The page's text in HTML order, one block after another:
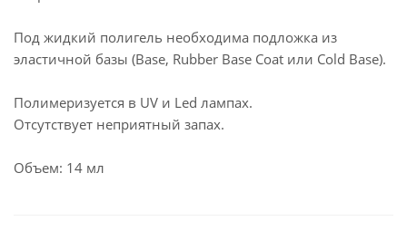
Под жидкий полигель необходима подложка из
эластичной базы (Base, Rubber Base Coat или Cold Base).
Полимеризуется в UV и Led лампах.
Отсутствует неприятный запах.
Объем: 14 мл